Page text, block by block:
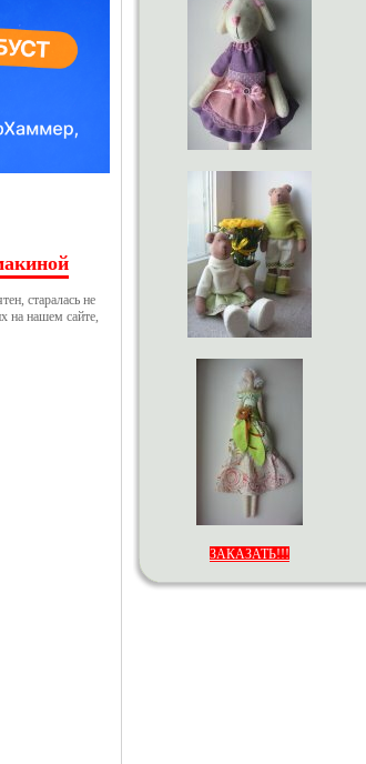
старалась не
на нашем сайте,
ЗАКАЗАТЬ!!!